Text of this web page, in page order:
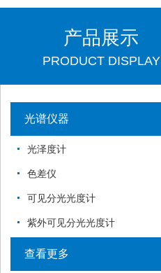
产品展示
PRODUCT DISPLAY
光谱仪器
光泽度计
色差仪
可见分光光度计
紫外可见分光光度计
查看更多